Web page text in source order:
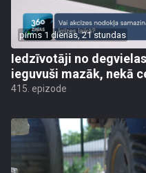
pirms 1 dienas, 21 stundas
Iedzīvotāji no
ieguvuši mazāk, nekā
415. epizode